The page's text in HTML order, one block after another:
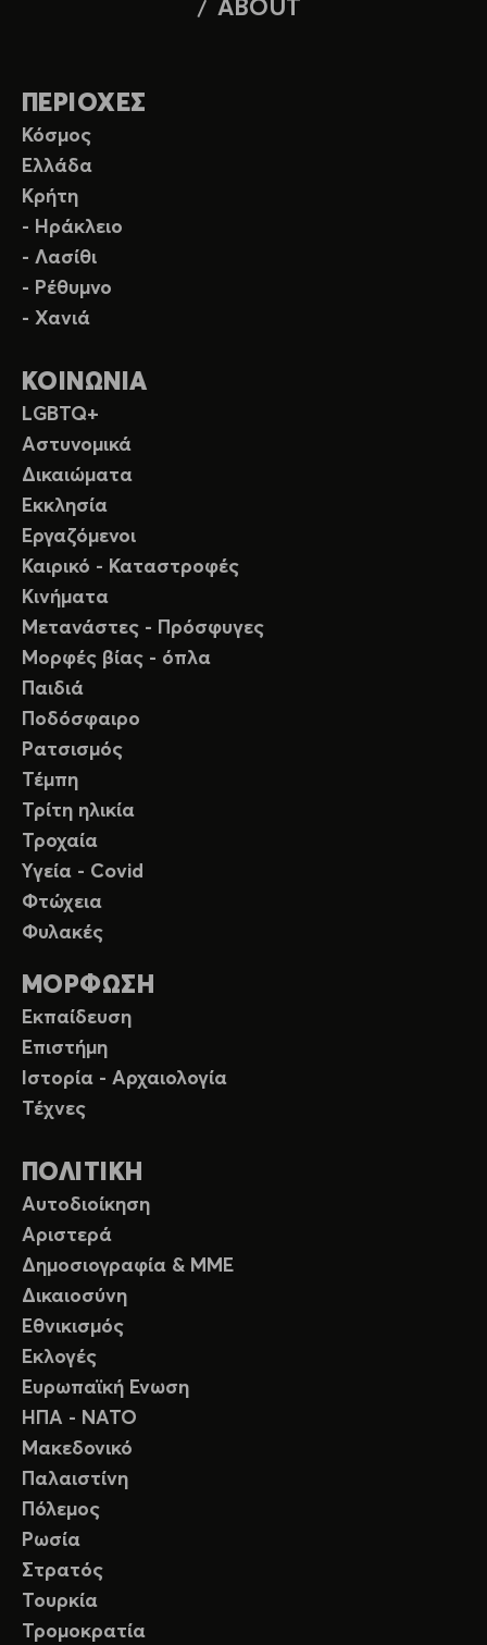
ABOUT
ΠΕΡΙΟΧΕΣ
Κόσμος
Ελλάδα
Κρήτη
- Ηράκλειο
- Λασίθι
- Ρέθυμνο
- Χανιά
ΚΟΙΝΩΝΙΑ
LGBTQ+
Αστυνομικά
Δικαιώματα
Εκκλησία
Εργαζόμενοι
Καιρικό - Καταστροφές
Κινήματα
Μετανάστες - Πρόσφυγες
Μορφές βίας - όπλα
Παιδιά
Ποδόσφαιρο
Ρατσισμός
Τέμπη
Τρίτη ηλικία
Τροχαία
Υγεία - Covid
Φτώχεια
Φυλακές
ΜΟΡΦΩΣΗ
Εκπαίδευση
Επιστήμη
Ιστορία - Αρχαιολογία
Τέχνες
ΠΟΛΙΤΙΚΗ
Αυτοδιοίκηση
Αριστερά
Δημοσιογραφία & ΜΜΕ
Δικαιοσύνη
Εθνικισμός
Εκλογές
Ευρωπαϊκή Ενωση
ΗΠΑ - ΝΑΤΟ
Μακεδονικό
Παλαιστίνη
Πόλεμος
Ρωσία
Στρατός
Τουρκία
Τρομοκρατία